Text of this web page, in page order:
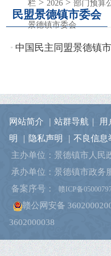
栏 2026 部门预算
景德镇市委会
民盟景德镇市委会
网站简介 | 站群导航 | 用
明
| 隐私声明 | 不良信息
主办单位：景德镇市人民
承办单位：景德镇市政务
备案序号：
赣ICP备
赣公网安备
3602000038